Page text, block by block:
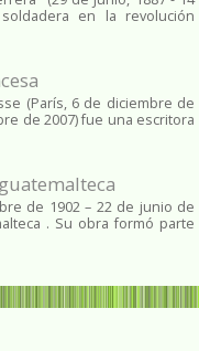
en la revolución
(París, 6 de diciembre de
de 2007) fue una escritora
de 1902 – 22 de junio de
. Su obra formó parte